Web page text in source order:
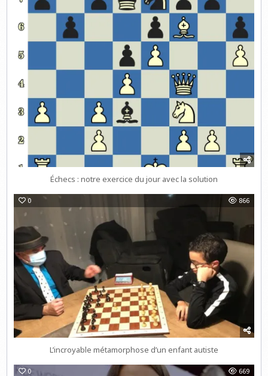
Échecs : notre exercice du jour avec la solution
0 866
L’incroyable métamorphose d’un enfant autiste
0 669